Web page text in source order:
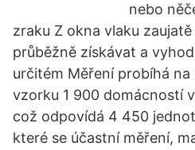
nebo
zraku Z okna vlaku zaujatě
průběžně získávat a
určitém Měření probíhá
vzorku 1 900 domácností
což odpovídá 4 450
které se účastní měření,